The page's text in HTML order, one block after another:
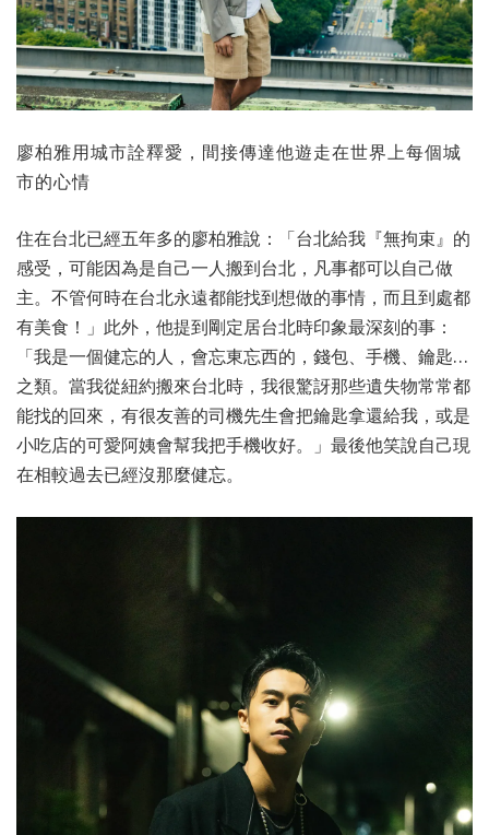
廖柏雅用城市詮釋愛，間接傳達他遊走在世界上每個城
市的心情
住在台北已經五年多的廖柏雅說：「台北給我『無拘束』的
感受，可能因為是自己一人搬到台北，凡事都可以自己做
主。不管何時在台北永遠都能找到想做的事情，而且到處都
有美食！」此外，他提到剛定居台北時印象最深刻的事：
「我是一個健忘的人，會忘東忘西的，錢包、手機、鑰匙…
之類。當我從紐約搬來台北時，我很驚訝那些遺失物常常都
能找的回來，有很友善的司機先生會把鑰匙拿還給我，或是
小吃店的可愛阿姨會幫我把手機收好。」最後他笑說自己現
在相較過去已經沒那麼健忘。